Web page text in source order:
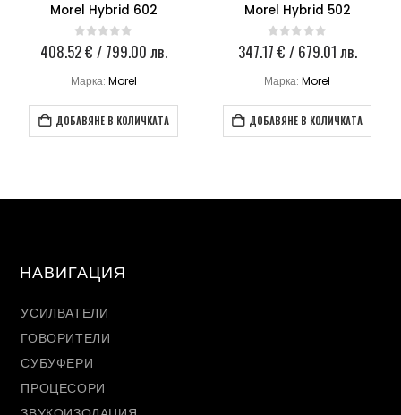
Morel Hybrid 602
0out of 5
408.52€ / 799.00 лв.
Марка: Morel
ДОБАВЯНЕ В КОЛИЧКАТА
Morel Hybrid 502
0 out of 5
347.17 € / 679.01 лв.
Марка:Morel
ДОБАВЯНЕ В КОЛИЧКАТА
НАВИГАЦИЯ
УСИЛВАТЕЛИ
ГОВОРИТЕЛИ
СУБУФЕРИ
ПРОЦЕСОРИ